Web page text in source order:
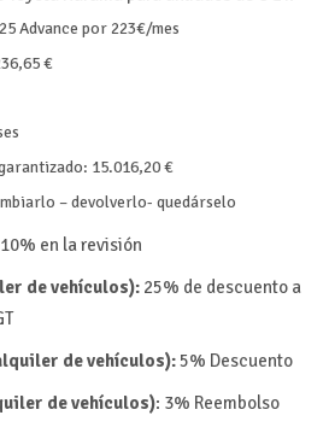
Advance por 223€/mes
€
15.016,20 €
– devolverlo- quedárselo
en la revisión
de vehículos):25% de descuento a
de vehículos):5% Descuento
de vehículos): 3% Reembolso